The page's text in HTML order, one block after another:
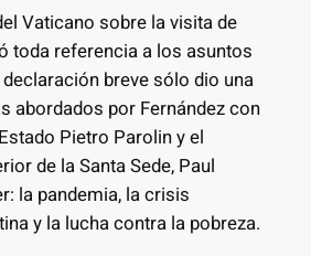
Vaticano sobre la visita de
toda referencia a los asuntos
breve sólo dio una
abordados por Fernández con
Pietro Parolin y el
de la Santa Sede, Paul
la pandemia, la crisis
y la lucha contra la pobreza.